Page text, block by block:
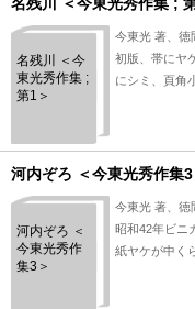
名残川 ＜今
東光秀作集 ;
第1＞
今東光 著、徳
初版、帯にヤ
にシミ、頁角
河内ぞろ ＜今東光秀作集3
河内ぞろ ＜
今東光秀作
集3＞
今東光 著、徳
昭和42年ビニ
紙ヤケが中く